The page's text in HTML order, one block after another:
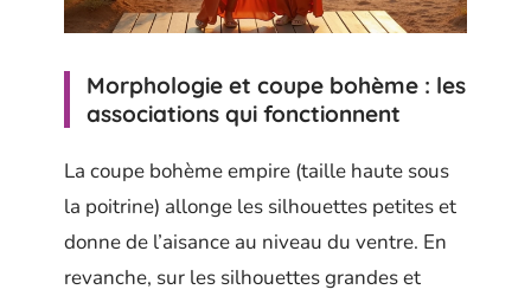
Morphologie et coupe bohème : les
associations qui fonctionnent
La coupe bohème empire (taille haute sous
la poitrine) allonge les silhouettes petites et
donne de l’aisance au niveau du ventre. En
revanche, sur les silhouettes grandes et